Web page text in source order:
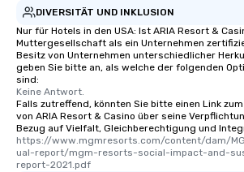
DIVERSITÄT UND INKLUSION
Nur für Hotels in den USA: Ist ARIA Resort &
Muttergesellschaft als ein Unternehmen
Besitz von Unternehmen unterschiedlicher
geben Sie bitte an, als welche der folgenden
sind:
Keine Antwort.
Falls zutreffend, könnten Sie bitte einen Link
von ARIA Resort & Casino über seine
Bezug auf Vielfalt, Gleichberechtigung und
https://www.mgmresorts.com/content/dam/
ual-report/mgm-resorts-social-impact-and-
report-2021.pdf